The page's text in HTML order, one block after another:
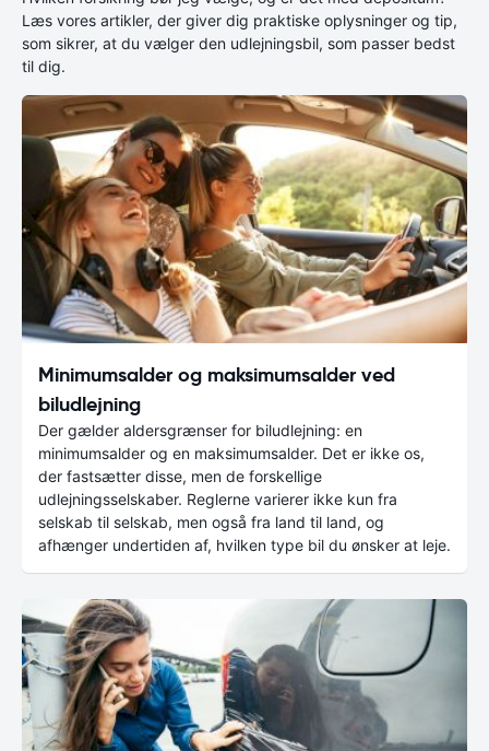
Læs vores artikler, der giver dig praktiske oplysninger og tip,
som sikrer, at du vælger den udlejningsbil, som passer bedst
til dig.
Minimumsalder og maksimumsalder ved
biludlejning
Der gælder aldersgrænser for biludlejning: en
minimumsalder og en maksimumsalder. Det er ikke os,
der fastsætter disse, men de forskellige
udlejningsselskaber. Reglerne varierer ikke kun fra
selskab til selskab, men også fra land til land, og
afhænger undertiden af, hvilken type bil du ønsker at leje.